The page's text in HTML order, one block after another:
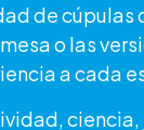
de cúpulas
o las
a cada
ciencia,